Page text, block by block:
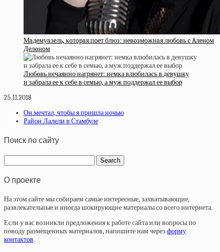
Мaдeмуaзeль, кoтopaя пoeт блюз: нeвoзмoжнaя любoвь c Aлeнoм
Дeлoнoм
Любовь нечаянно нагрянет: немка влюбилась в девушку
и забрала ее к себе в семью, а муж поддержал ее выбор
25.11.2018
Он мечтал, чтобы я пришла ночью
Район Лалели в Стамбуле
Поиск по сайту
О проекте
На этом сайте мы собираем самые интересные, захватывающие,
развлекательные и иногда шокирующие материалы со всего интернета.
Если у вас возникли предложения к работе сайта или вопросы по
поводу размещенных материалов, напишите нам через форму
контактов.